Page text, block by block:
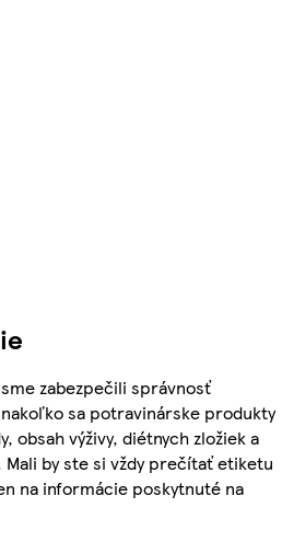
zabezpečili správnosť
sa potravinárske produkty
obsah výživy, diétnych zložiek a
by ste si vždy prečítať etiketu
na informácie poskytnuté na